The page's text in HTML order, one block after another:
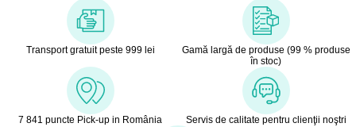
Transport gratuit peste 999 lei
Gamă largă de produse (99 % produse
în stoc)
7 841 puncte Pick-up in România Servis de calitate pentru clienţii noştri